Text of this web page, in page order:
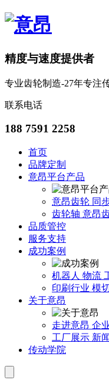
精度与速度提供者
专业齿轮制造-27年专注
联系电话
188 7591 2258
首页
品牌定制
意昂平台产品
意昂齿轮 同
齿轮轴 意昂
品质管控
服务支持
成功案例
机器人 物流
印刷行业 模
关于意昂
走进意昂 企
工厂展示 新
传动学院